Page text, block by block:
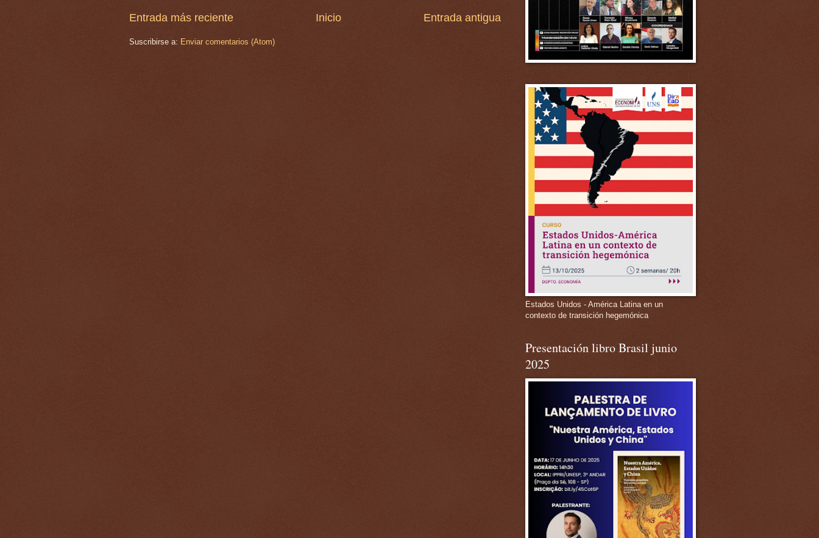
Entrada más reciente Entrada antigua
Inicio
Suscribirse a: Enviar comentarios (Atom)
Estados Unidos - América Latina en un
contexto de transición hegemónica
Presentación libro Brasil junio
2025